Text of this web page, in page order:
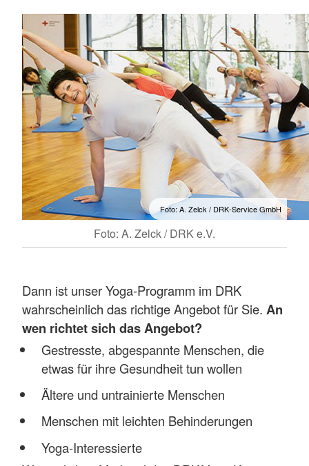
Foto: A. Zelck / DRK-Service GmbH
Foto: A. Zelck / DRK e.V.
Dann ist unser Yoga-Programm im DRK
wahrscheinlich das richtige Angebot für Sie. An
wen richtet sich das Angebot?
Gestresste, abgespannte Menschen, die
etwas für ihre Gesundheit tun wollen
Ältere und untrainierte Menschen
Menschen mit leichten Behinderungen
Yoga-Interessierte